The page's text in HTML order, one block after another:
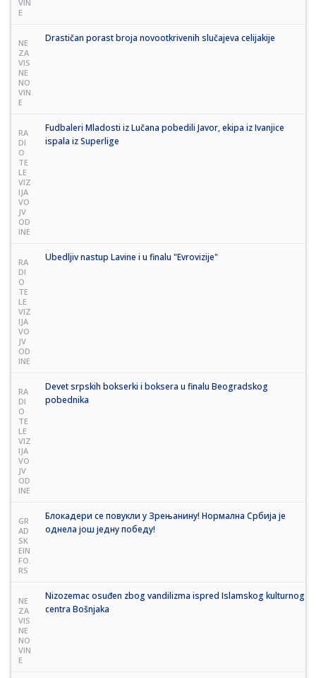
VIN
E
NE
ZA
VIS
NE
NO
VIN
E
Drastičan porast broja novootkrivenih slučajeva celijakije
RA
DI
O
TE
LE
VIZ
IJA
VO
JV
OD
INE
Fudbaleri Mladosti iz Lučana pobedili Javor, ekipa iz Ivanjice
ispala iz Superlige
RA
DI
O
TE
LE
VIZ
IJA
VO
JV
OD
INE
Ubedljiv nastup Lavine i u finalu "Evrovizije"
RA
DI
O
TE
LE
VIZ
IJA
VO
JV
OD
INE
Devet srpskih bokserki i boksera u finalu Beogradskog
pobednika
GR
AD
SK
EIN
FO.
RS
Блокадери се повукли у Зрењанину! Нормална Србија је
однела још једну победу!
NE
ZA
VIS
NE
NO
VIN
E
Nizozemac osuđen zbog vandilizma ispred Islamskog kulturnog
centra Bošnjaka